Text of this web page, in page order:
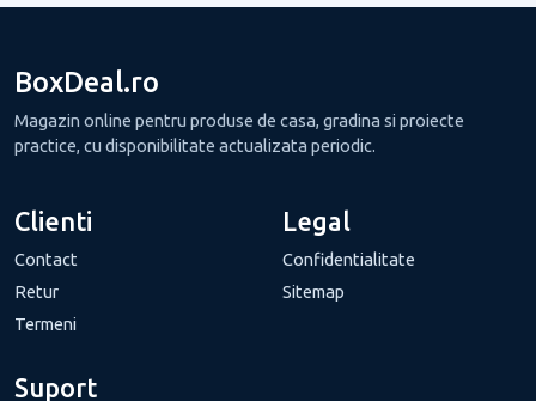
BoxDeal.ro
Magazin online pentru produse de casa, gradina si proiecte
practice, cu disponibilitate actualizata periodic.
Clienti
Contact
Retur
Termeni
Legal
Confidentialitate
Sitemap
Suport